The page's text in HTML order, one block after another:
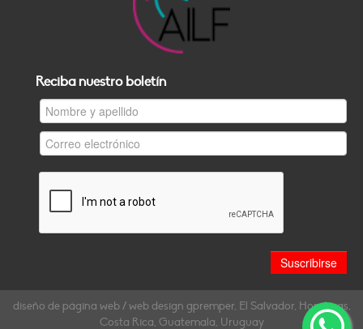
Reciba nuestro boletín
diseño de página web / web design gpremper, El Salvador, Honduras,
Costa Rica, Guatemala, Uruguay